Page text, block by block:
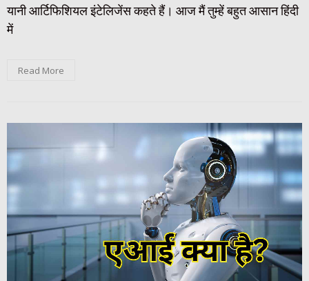
यानी आर्टिफिशियल इंटेलिजेंस कहते हैं। आज मैं तुम्हें बहुत आसान हिंदी
में
Read More